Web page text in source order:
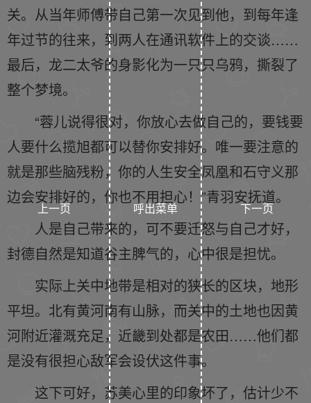
关。从当年师傅带自己第一次见到他，到每年逢
年过节的往来，到两人在通讯软件上的交谈……
最后，龙二太爷的身影化为一只只乌鸦，撕裂了
整个梦境。
“蓉儿说得很对，你放心去做自己的，要钱要
人要什么揽旭都可以替你安排好。唯一要注意的
就是那些脑残粉，你的人生安全凤凰和石守义那
边会安排好的，你也不用担心！”青羽安抚道。
人是自己带来的，可不要迁怒与自己才好，
封德自然是知道谷主脾气的，心中很是担忧。
实际上关中地带是相对的狭长的区块，地形
平坦。北有黄河南有山脉，而关中的土地也因黄
河附近灌溉充足，近畿到处都是农田……他们都
是没有很担心敌军会设伏这件事。
这下可好，苏美心里的印象坏了，估计少不
上一页 下一页
呼出菜单